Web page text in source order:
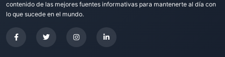
contenido de las mejores fuentes informativas para mantenerte al día con
lo que sucede en el mundo.